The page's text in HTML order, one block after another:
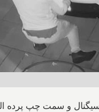
و سمت چپ پرده